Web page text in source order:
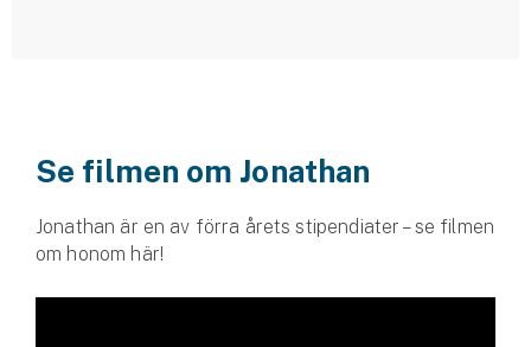
Företagsförsäkring
Bilförsäkring för företag
Se filmen om Jonathan
Jonathan är en av förra årets stipendiater – se filmen
om honom här!